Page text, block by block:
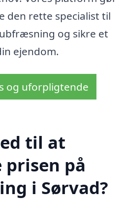
den rette specialist til
og sikre et
ejendom.
og uforpligtende
til at
prisen på
i Sørvad?